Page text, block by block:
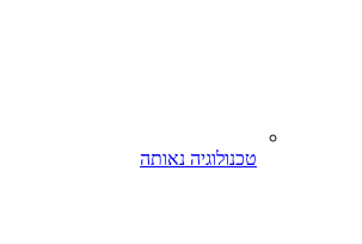
טכנולוגיה נאותה